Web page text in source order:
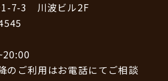
1-7-3 川波ビル2F
のご利用はお電話にてご相談